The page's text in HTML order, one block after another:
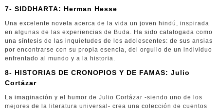
7- SIDDHARTA: Herman Hesse
Una excelente novela acerca de la vida un joven hindú, inspirada
en algunas de las experiencias de Buda. Ha sido catalogada como
una síntesis de las inquietudes de los adolescentes: de sus ansias
por encontrarse con su propia esencia, del orgullo de un individuo
enfrentado al mundo y a la historia.
8- HISTORIAS DE CRONOPIOS Y DE FAMAS: Julio
Cortázar
La imaginación y el humor de Julio Cortázar -siendo uno de los
mejores de la literatura universal- crea una colección de cuentos